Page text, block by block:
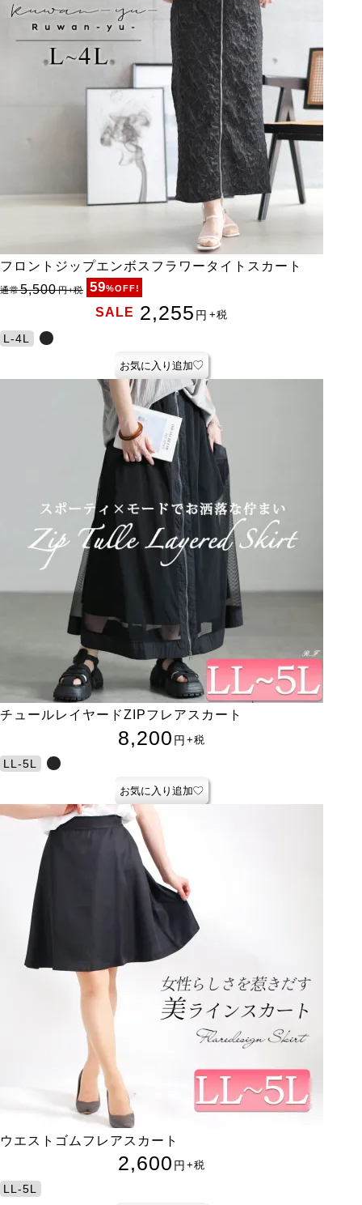
フロントジップエンボスフラワータイトスカート
通常5,500円+税 59%OFF!
SALE 2,255 円 +税
L-4L
お気に入り追加
チュールレイヤードZIPフレアスカート
8,200 円 +税
LL-5L
お気に入り追加
ウエストゴムフレアスカート
2,600 円 +税
LL-5L